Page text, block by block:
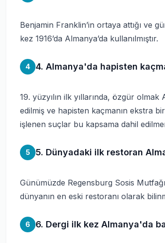
Benjamin Franklin’in ortaya attığı ve
kez 1916’da Almanya’da kullanılmıştır.
4 4. Almanya'da hapisten
19. yüzyılın ilk yıllarında, özgür
edilmiş ve hapisten kaçmanın ekstra
işlenen suçlar bu kapsama dahil
5 5. Dünyadaki ilk restoran
Günümüzde Regensburg Sosis Mutfağı
dünyanın en eski restoranı olarak
6 6. Dergi ilk kez Almanya'da